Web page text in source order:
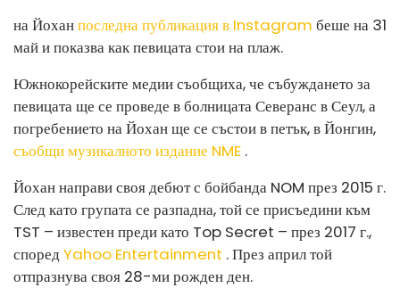
на Йоханпоследна публикация в Instagram беше на 31
май и показва как певицата стои на плаж.
Южнокорейските медии съобщиха, че събуждането за
певицата ще се проведе в болницата Северанс в Сеул, а
погребението на Йохан ще се състои в петък, в Йонгин,
съобщи музикалното издание NME .
Йохан направи своя дебют с бойбанда NOM през 2015 г.
След като групата се разпадна, той се присъедини към
TST – известен преди като Top Secret – през 2017 г.,
споредYahoo Entertainment . През април той
отпразнува своя 28-ми рожден ден.